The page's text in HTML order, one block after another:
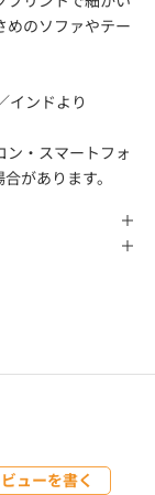
めのソファやテー
インドより
・スマートフォ
があります。
ューを書く